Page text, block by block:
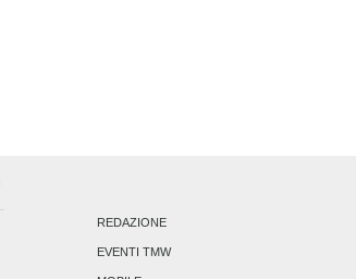
REDAZIONE
EVENTI TMW